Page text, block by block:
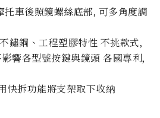
托車後照鏡螺絲底部, 可多角度調
鏽鋼、工程塑膠特性 不挑款式,
響各型號按鍵與鏡頭 各國專利,
快拆功能將支架取下收納